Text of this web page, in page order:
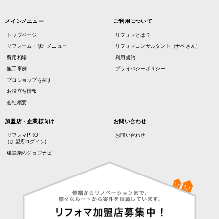
メインメニュー
トップページ
リフォーム・修理メニュー
費用相場
施工事例
プロショップを探す
お役立ち情報
会社概要
ご利用について
リフォマとは？
リフォマコンサルタント（ナベさん）
利用規約
プライバシーポリシー
加盟店・企業様向け
リフォマPRO
（加盟店ログイン)
建設業のジョブナビ
お問い合わせ
お問い合わせ